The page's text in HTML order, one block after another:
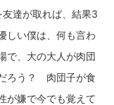
達が取れば、結果3
しい僕は、何も言わ
で、大の大人が肉団
ろう？ 肉団子が食
が嫌で今でも覚えて